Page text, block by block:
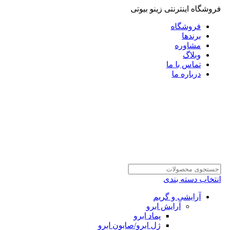
فروشگاه اینترنتی زینو بیوتی
فروشگاه
برندها
مشاوره
وبلاگ
تماس با ما
درباره ما
انتخاب دسته بندی
آرایشی و گریم
آرایش ابرو
پماد ابرو
ژل ابرو/صابون ابرو